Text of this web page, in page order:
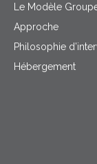
Le Modèle
Approche
Philosophie
Hébergement